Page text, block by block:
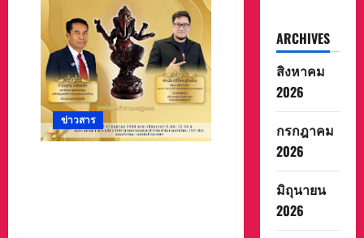
ศึกษา
ดู
งาน
รุ่น
ที่
2
ประจำ
ปีงบประมาณ
2569
ข่าวสาร
ARCHIVES
สิงหาคม
2026
กรกฎาคม
2026
มิถุนายน
2026